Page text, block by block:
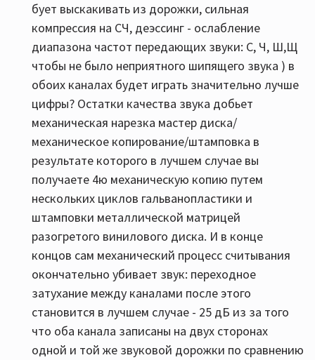
бует выскакивать из дорожки, сильная
компрессия на СЧ, деэссинг - ослабление
диапазона частот передающих звуки: С, Ч, Ш,Щ
чтобы не было неприятного шипящего звука ) в
обоих каналах будет играть значительно лучше
цифры? Остатки качества звука добьет
механическая нарезка мастер диска/
механическое копирование/штамповка в
результате которого в лучшем случае вы
получаете 4ю механическую копию путем
нескольких циклов гальванопластики и
штамповки металлической матрицей
разогретого винилового диска. И в конце
концов сам механический процесс считывания
окончательно убивает звук: переходное
затухание между каналами после этого
становится в лучшем случае - 25 дБ из за того
что оба канала записаны на двух сторонах
одной и той же звуковой дорожки по сравнению